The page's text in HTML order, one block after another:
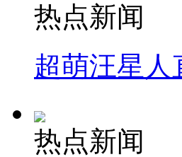
热点新闻
超萌汪星人
热点新闻